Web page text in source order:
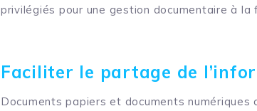
privilégiés pour une gestion documentaire à
Faciliter le partage de
Documents papiers et documents